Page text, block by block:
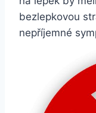
bezlepkovou
nepříjemné